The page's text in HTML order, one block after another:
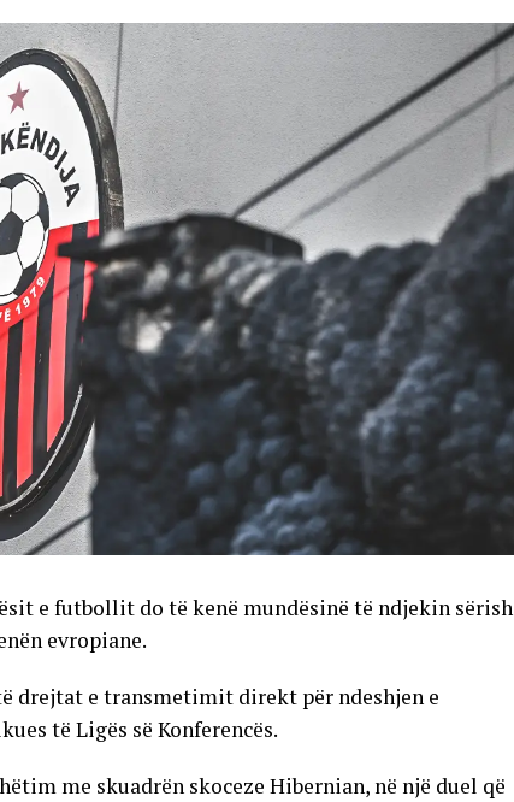
e futbollit do të kenë mundësinë të ndjekin sërish
evropiane.
drejtat e transmetimit direkt për ndeshjen e
të Ligës së Konferencës.
me skuadrën skoceze Hibernian, në një duel që